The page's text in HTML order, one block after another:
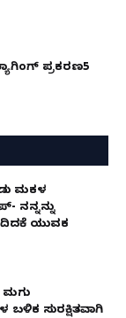
ಪ್ರಕರಣ5
ಮಕ್ಕಳ
ಯುವಕ
ಮಗು
ಬಳಿಕ ಸುರಕ್ಷಿತವಾಗಿ